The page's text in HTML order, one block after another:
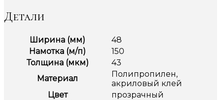
Детали
Ширина (мм)
48
Намотка (м/п)
150
Толщина (мкм)
43
Материал
Полипропилен,
акриловый клей
Цвет
прозрачный